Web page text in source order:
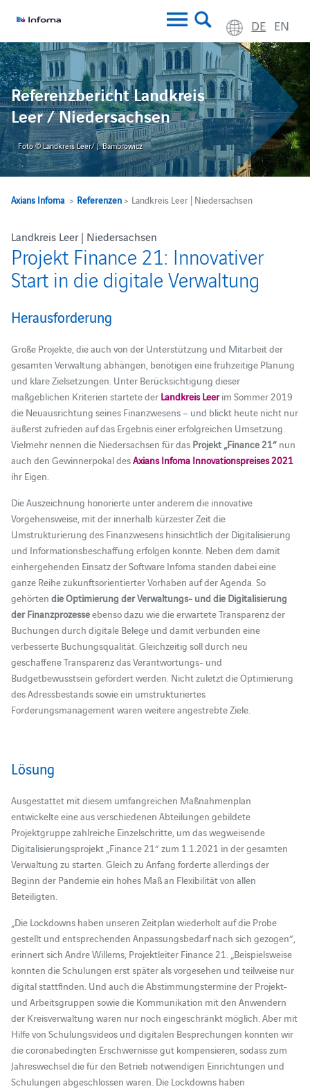
DE EN
Referenzbericht Landkreis
Leer / Niedersachsen
Foto © Landkreis Leer/ J. Bambrowicz
Axians Infoma> Referenzen> Landkreis Leer | Niedersachsen
Landkreis Leer | Niedersachsen
Projekt Finance 21: Innovativer
Start in die digitale Verwaltung
Herausforderung
Große Projekte, die auch von der Unterstützung und Mitarbeit der
gesamten Verwaltung abhängen, benötigen eine frühzeitige Planung
und klare Zielsetzungen. Unter Berücksichtigung dieser
maßgeblichen Kriterien startete der Landkreis Leerim Sommer 2019
die Neuausrichtung seines Finanzwesens – und blickt heute nicht nur
äußerst zufrieden auf das Ergebnis einer erfolgreichen Umsetzung.
Vielmehr nennen die Niedersachsen für das Projekt „Finance 21“nun
auch den Gewinnerpokal desAxians Infoma Innovationspreises 2021
ihr Eigen.
Die Auszeichnung honorierte unter anderem die innovative
Vorgehensweise, mit der innerhalb kürzester Zeit die
Umstrukturierung des Finanzwesens hinsichtlich der Digitalisierung
und Informationsbeschaffung erfolgen konnte. Neben dem damit
einhergehenden Einsatz der Software Infoma standen dabei eine
ganze Reihe zukunftsorientierter Vorhaben auf der Agenda. So
gehörten die Optimierung der Verwaltungs- und die Digitalisierung
der Finanzprozesseebenso dazu wie die erwartete Transparenz der
Buchungen durch digitale Belege und damit verbunden eine
verbesserte Buchungsqualität. Gleichzeitig soll durch neu
geschaffene Transparenz das Verantwortungs- und
Budgetbewusstsein gefördert werden. Nicht zuletzt die Optimierung
des Adressbestands sowie ein umstrukturiertes
Forderungsmanagement waren weitere angestrebte Ziele.
Lösung
Ausgestattet mit diesem umfangreichen Maßnahmenplan
entwickelte eine aus verschiedenen Abteilungen gebildete
Projektgruppe zahlreiche Einzelschritte, um das wegweisende
Digitalisierungsprojekt „Finance 21“ zum 1.1.2021 in der gesamten
Verwaltung zu starten. Gleich zu Anfang forderte allerdings der
Beginn der Pandemie ein hohes Maß an Flexibilität von allen
Beteiligten.
„Die Lockdowns haben unseren Zeitplan wiederholt auf die Probe
gestellt und entsprechenden Anpassungsbedarf nach sich gezogen“,
erinnert sich Andre Willems, Projektleiter Finance 21. „Beispielsweise
konnten die Schulungen erst später als vorgesehen und teilweise nur
digital stattfinden. Und auch die Abstimmungstermine der Projekt-
und Arbeitsgruppen sowie die Kommunikation mit den Anwendern
der Kreisverwaltung waren nur noch eingeschränkt möglich. Aber mit
Hilfe von Schulungsvideos und digitalen Besprechungen konnten wir
die coronabedingten Erschwernisse gut kompensieren, sodass zum
Jahreswechsel die für den Betrieb notwendigen Einrichtungen und
Schulungen abgeschlossen waren. Die Lockdowns haben